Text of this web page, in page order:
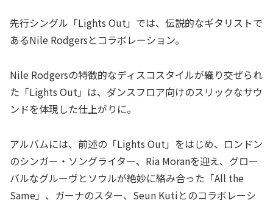
先行シングル「Lights Out」では、伝説的なギタリストで
あるNile Rodgersとコラボレーション。
Nile Rodgersの特徴的なディスコスタイルが織り交ぜられ
た「Lights Out」は、ダンスフロア向けのスリックなサウ
ンドを体現した仕上がりに。
アルバムには、前述の「Lights Out」をはじめ、ロンドン
のシンガー・ソングライター、Ria Moranを迎え、グロー
バルなグルーヴとソウルが絶妙に絡み合った「All the
Same」、ガーナのスター、Seun Kutiとのコラボレーシ